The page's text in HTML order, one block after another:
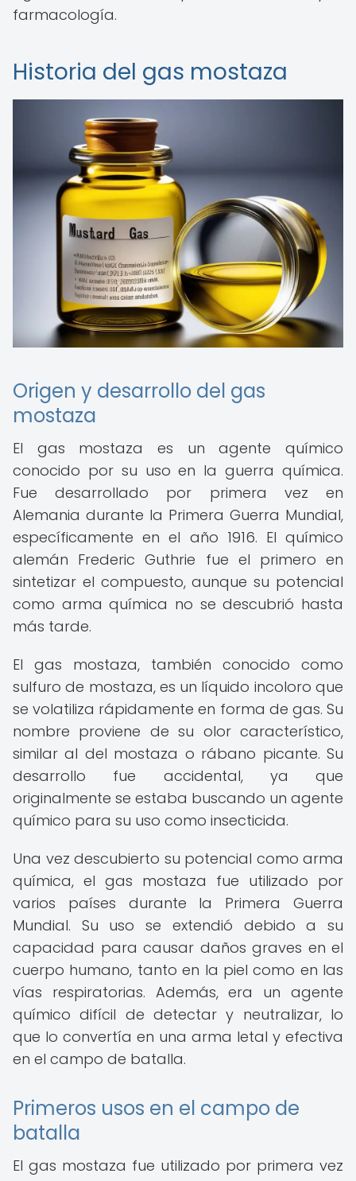
farmacología.
Historia del gas mostaza
Origen y desarrollo del gas
mostaza
El gas mostaza es un agente químico
conocido por su uso en la guerra química.
Fue desarrollado por primera vez en
Alemania durante la Primera Guerra Mundial,
específicamente en el año 1916. El químico
alemán Frederic Guthrie fue el primero en
sintetizar el compuesto, aunque su potencial
como arma química no se descubrió hasta
más tarde.
El gas mostaza, también conocido como
sulfuro de mostaza, es un líquido incoloro que
se volatiliza rápidamente en forma de gas. Su
nombre proviene de su olor característico,
similar al del mostaza o rábano picante. Su
desarrollo fue accidental, ya que
originalmente se estaba buscando un agente
químico para su uso como insecticida.
Una vez descubierto su potencial como arma
química, el gas mostaza fue utilizado por
varios países durante la Primera Guerra
Mundial. Su uso se extendió debido a su
capacidad para causar daños graves en el
cuerpo humano, tanto en la piel como en las
vías respiratorias. Además, era un agente
químico difícil de detectar y neutralizar, lo
que lo convertía en una arma letal y efectiva
en el campo de batalla.
Primeros usos en el campo de
batalla
El gas mostaza fue utilizado por primera vez